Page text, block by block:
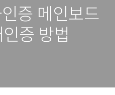
증 메인보드
증 방법